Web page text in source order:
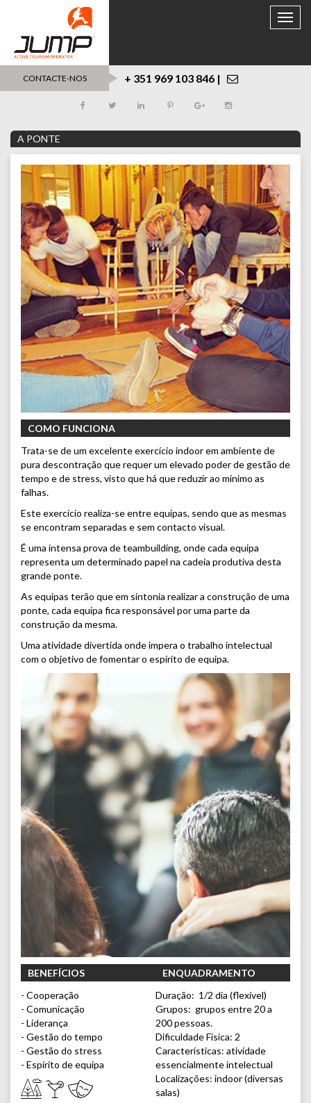
Toggle
CONTACTE-NOS + 351 969 103 846 |
A PONTE
COMO FUNCIONA
Trata-se de um excelente exercício indoor em ambiente de
pura descontração que requer um elevado poder de gestão de
tempo e de stress, visto que há que reduzir ao mínimo as
falhas.
Este exercício realiza-se entre equipas, sendo que as mesmas
se encontram separadas e sem contacto visual.
É uma intensa prova de teambuilding, onde cada equipa
representa um determinado papel na cadeia produtiva desta
grande ponte.
As equipas terão que em sintonia realizar a construção de uma
ponte, cada equipa fica responsável por uma parte da
construção da mesma.
Uma atividade divertida onde impera o trabalho intelectual
com o objetivo de fomentar o espírito de equipa.
BENEFÍCIOS
- Cooperação
- Comunicação
- Liderança
- Gestão do tempo
- Gestão do stress
- Espírito de equipa
ENQUADRAMENTO
Duração: 1/2 dia (flexível)
Grupos: grupos entre 20 a
200 pessoas.
Dificuldade Física: 2
Características: atividade
essencialmente intelectual
Localizações: indoor (diversas
salas)